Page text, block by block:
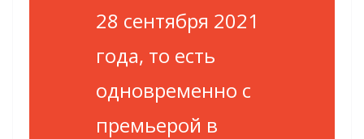
28 сентября 2021
года, то есть
одновременно с
премьерой в